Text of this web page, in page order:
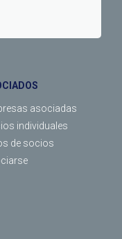
asociadas
individuales
de socios